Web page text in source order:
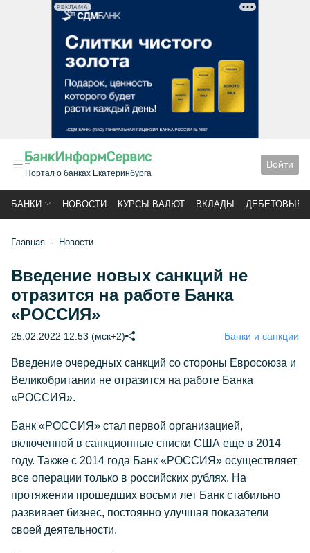
РЕКЛАМА
Портал о банках Екатеринбурга
Войти
БАНКИ НОВОСТИ КУРСЫ ВАЛЮТ ВКЛАДЫ ДЕБЕТОВЫЕ
Главная Новости
Введение новых санкций не
отразится на работе Банка
«РОССИЯ»
25.02.2022 12:53 (мск+2) Банки и санкции
Введение очередных санкций со стороны Евросоюза и
Великобритании не отразится на работе Банка
«РОССИЯ».
Банк «РОССИЯ» стал первой организацией,
включенной в санкционные списки США еще в 2014
году. Также с 2014 года Банк «РОССИЯ» осуществляет
все операции только в российских рублях. На
протяжении прошедших восьми лет Банк стабильно
развивает бизнес, постоянно улучшая показатели
своей деятельности.